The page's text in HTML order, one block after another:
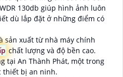
130db giúp hình ảnh luôn
dù lắp đặt ở những điểm có
sản xuất từ nhà máy chính
chất lượng và độ bền cao.
tại An Thành Phát, một trong
thiết bị an ninh.